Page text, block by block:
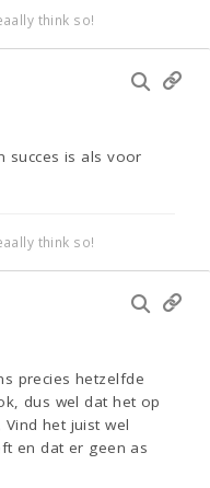
think so!
succes is als voor
think so!
precies hetzelfde
dus wel dat het op
het juist wel
en dat er geen as